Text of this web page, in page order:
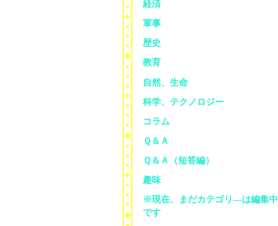
経済
軍事
歴史
教育
自然、生命
科学、テクノロジー
コラム
Ｑ＆Ａ
Ｑ＆Ａ（短答編）
趣味
※現在、まだカテゴリ—は編集中
です